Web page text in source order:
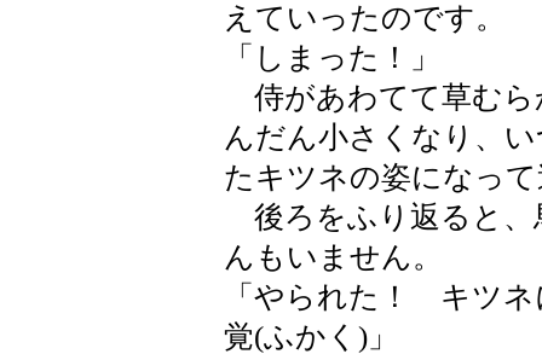
えていったのです。
「しまった！」
侍があわてて草むら
んだん小さくなり、
たキツネの姿になっ
後ろをふり返ると、
んもいません。
「やられた！ キツ
覚(ふかく)」